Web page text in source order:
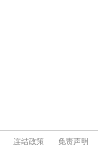
连结政策
免责声明